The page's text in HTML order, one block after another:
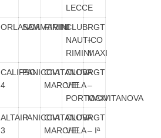
LECCE
ORLANDASAMMARINI
RIMINICLUB
NAUTICO
RIMINI
RGT
–
MAXI
CALIPSO
4
PANICCIACIVITANOVA
MARCHE
CLUB
VELA
PORTOCIVITANOVA
RGT
–
MAXI
ALTAIR
3
PANICCIACIVITANOVA
MARCHE
CLUB
VELA
RGT
– Iª